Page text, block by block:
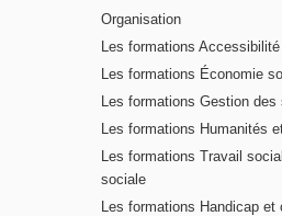
Organisation
Les formations Accessibilité
Les formations Économie
Les formations Gestion
Les formations Humanités
Les formations Travail
sociale
Les formations Handicap et